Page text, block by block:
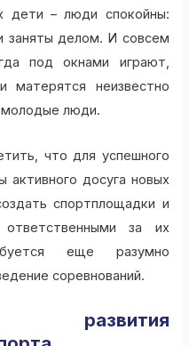
дети – люди спокойны:
заняты делом. И совсем
под окнами играют,
неизвестно
молодые люди.
что для успешного
активного досуга новых
спортплощадки и
за их
еще разумно
соревнований.
развития